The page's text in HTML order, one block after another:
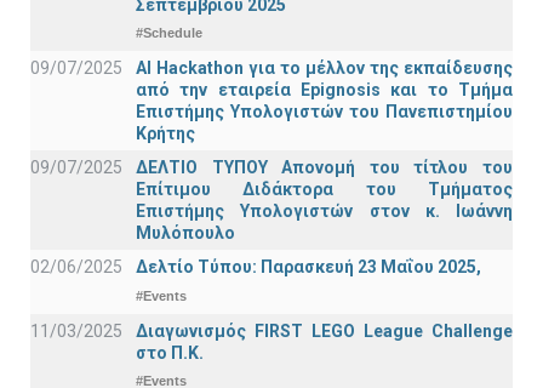
Σεπτεμβρίου 2025
#Schedule
09/07/2025
AI Hackathon για το μέλλον της εκπαίδευσης
από την εταιρεία Epignosis και το Τμήμα
Επιστήμης Υπολογιστών του Πανεπιστημίου
Κρήτης
09/07/2025
ΔΕΛΤΙΟ ΤΥΠΟΥ Απονομή του τίτλου του
Επίτιμου Διδάκτορα του Τμήματος
Επιστήμης Υπολογιστών στον κ. Ιωάννη
Μυλόπουλο
02/06/2025
Δελτίο Τύπου: Παρασκευή 23 Μαΐου 2025,
#Events
11/03/2025
Διαγωνισμός FIRST LEGO League Challenge
στο Π.Κ.
#Events